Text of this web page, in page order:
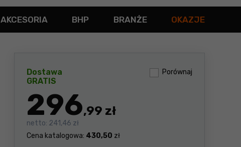
AKCESORIA BHP BRANŻE OKAZJE
Dostawa
GRATIS
Porównaj
296,99 zł
netto: 241,46 zł
Cena katalogowa: 430,50 zł